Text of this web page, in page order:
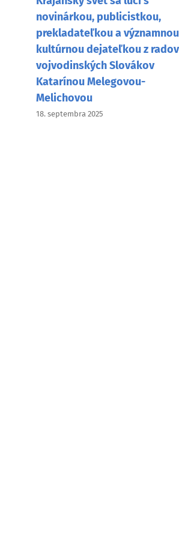
novinárkou, publicistkou,
prekladateľkou a významnou
kultúrnou dejateľkou z radov
vojvodinských Slovákov
Katarínou Melegovou-
Melichovou
18. septembra 2025